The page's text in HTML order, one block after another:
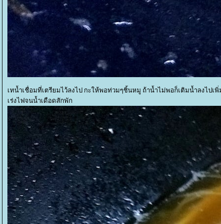
เทน้ำเชื่อมที่เตรียมไว้ลงไป กะให้พอท่วมๆชิ้นหมู ถ้าน้ำไม่พอก็เติมน้ำลงไปเ
เร่งไฟจนน้ำเดือดสักพัก